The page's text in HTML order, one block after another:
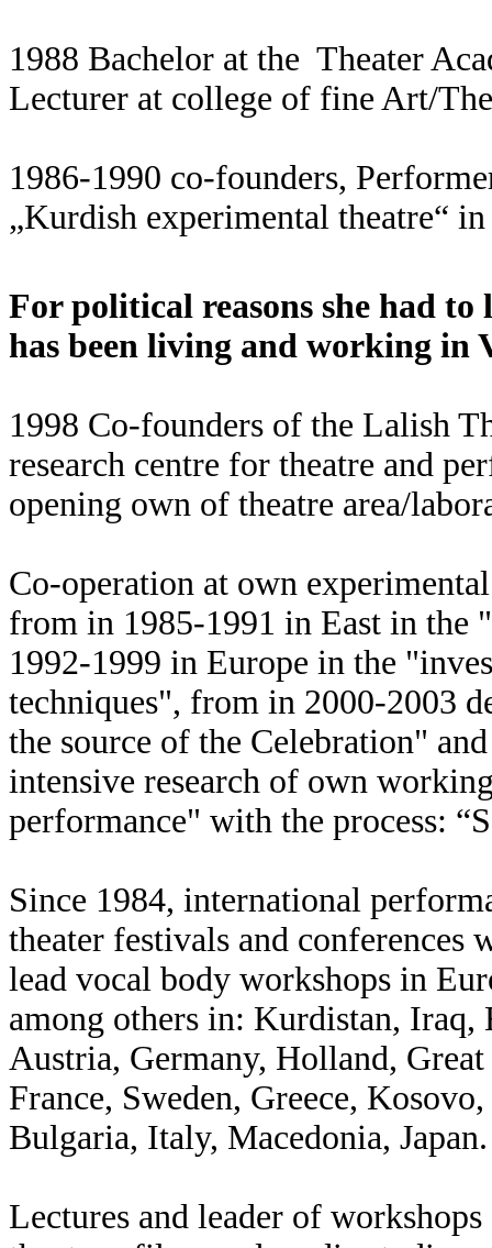
1988 Bachelor at the Theater
Lecturer at college of fine Art/
1986-1990 co-founders,
„Kurdish experimental theatre“
For political reasons she had to
has been living and working in
1998 Co-founders of the Lalish
research centre for theatre and
opening own of theatre area/
Co-operation at own
from in 1985-1991 in East in
1992-1999 in Europe in the
techniques", from in 2000-2003
the source of the Celebration"
intensive research of own
performance" with the process:
Since 1984, international
theater festivals and conferences
lead vocal body workshops in
among others in: Kurdistan,
Austria, Germany, Holland,
France, Sweden, Greece,
Bulgaria, Italy, Macedonia, Japan.
Lectures and leader of